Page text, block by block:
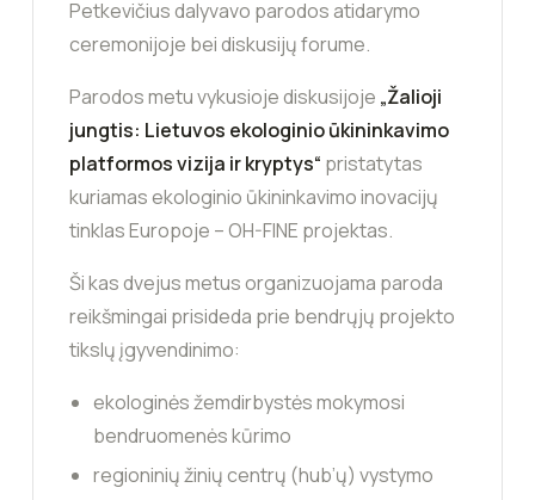
Petkevičius dalyvavo parodos atidarymo
ceremonijoje bei diskusijų forume.
Parodos metu vykusioje diskusijoje „Žalioji
jungtis: Lietuvos ekologinio ūkininkavimo
platformos vizija ir kryptys“ pristatytas
kuriamas ekologinio ūkininkavimo inovacijų
tinklas Europoje – OH-FINE projektas.
Ši kas dvejus metus organizuojama paroda
reikšmingai prisideda prie bendrųjų projekto
tikslų įgyvendinimo:
ekologinės žemdirbystės mokymosi
bendruomenės kūrimo
regioninių žinių centrų (hub’ų) vystymo